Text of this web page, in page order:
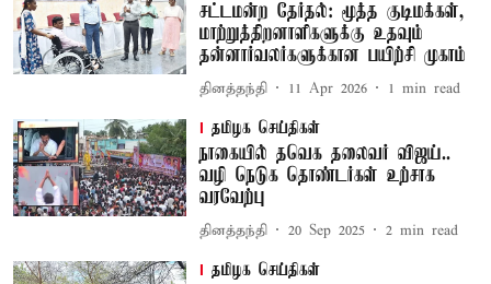
சட்டமன்ற தேர்தல்: மூத்த குடிமக்கள்,
மாற்றுத்திறனாளிகளுக்கு உதவும்
தன்னார்வலர்களுக்கான பயிற்சி முகாம்
தினத்தந்தி 11 Apr 2026 1 min read
தமிழக செய்திகள்
நாகையில் தவெக தலைவர் விஜய்..
வழி நெடுக தொண்டர்கள் உற்சாக
வரவேற்பு
தினத்தந்தி 20 Sep 2025 2 min read
தமிழக செய்திகள்